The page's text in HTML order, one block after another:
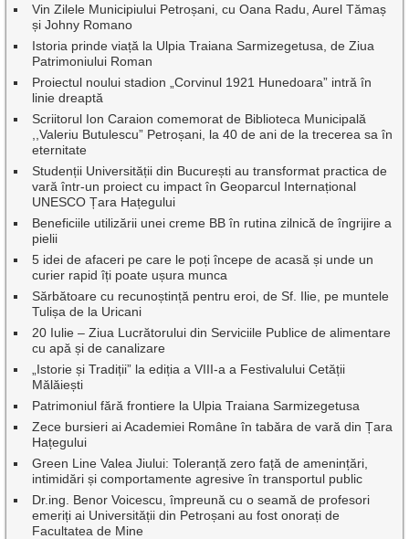
Vin Zilele Municipiului Petroșani, cu Oana Radu, Aurel Tămaș
și Johny Romano
Istoria prinde viață la Ulpia Traiana Sarmizegetusa, de Ziua
Patrimoniului Roman
Proiectul noului stadion „Corvinul 1921 Hunedoara” intră în
linie dreaptă
Scriitorul Ion Caraion comemorat de Biblioteca Municipală
,,Valeriu Butulescu” Petroșani, la 40 de ani de la trecerea sa în
eternitate
Studenții Universității din București au transformat practica de
vară într-un proiect cu impact în Geoparcul Internațional
UNESCO Țara Hațegului
Beneficiile utilizării unei creme BB în rutina zilnică de îngrijire a
pielii
5 idei de afaceri pe care le poți începe de acasă și unde un
curier rapid îți poate ușura munca
Sărbătoare cu recunoștință pentru eroi, de Sf. Ilie, pe muntele
Tulișa de la Uricani
20 Iulie – Ziua Lucrătorului din Serviciile Publice de alimentare
cu apă și de canalizare
„Istorie și Tradiții” la ediția a VIII-a a Festivalului Cetății
Mălăiești
Patrimoniul fără frontiere la Ulpia Traiana Sarmizegetusa
Zece bursieri ai Academiei Române în tabăra de vară din Țara
Hațegului
Green Line Valea Jiului: Toleranță zero față de amenințări,
intimidări și comportamente agresive în transportul public
Dr.ing. Benor Voicescu, împreună cu o seamă de profesori
emeriți ai Universității din Petroșani au fost onorați de
Facultatea de Mine